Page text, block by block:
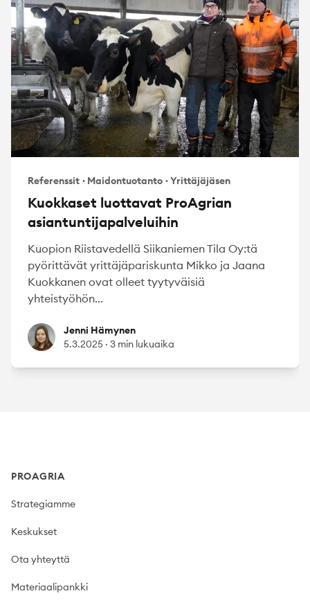
Referenssit · Maidontuotanto ·Yrittäjäjäsen
Kuokkaset luottavat ProAgrian
asiantuntijapalveluihin
Kuopion Riistavedellä Siikaniemen Tila Oy:tä
pyörittävät yrittäjäpariskunta Mikko ja Jaana
Kuokkanen ovat olleet tyytyväisiä
yhteistyöhön...
Jenni Hämynen
Jenni Hämynen
5.3.2025 · 3 min lukuaika
PROAGRIA
Strategiamme
Keskukset
Ota yhteyttä
Materiaalipankki